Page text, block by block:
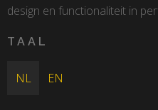
design en functionaliteit in
TAAL
NL EN